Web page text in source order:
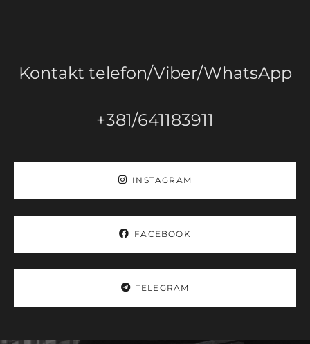
Kontakt telefon/Viber/WhatsApp
+381/641183911
INSTAGRAM
FACEBOOK
TELEGRAM